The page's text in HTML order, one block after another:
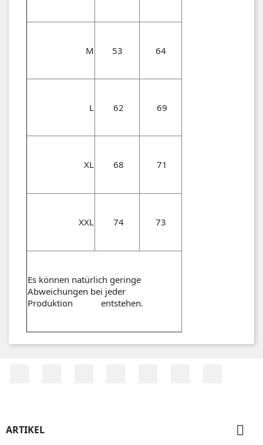
M 53 64
L 62 69
XL 68 71
XXL 74 73
Es können natürlich geringe
Abweichungen bei jeder
Produktion entstehen.
ARTIKEL 